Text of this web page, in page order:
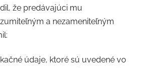
že predávajúci mu
a nezameniteľným
údaje, ktoré sú uvedené vo